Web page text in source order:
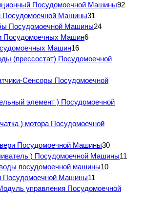
Посудомоечной Машины92
Посудомоечной Машины31
Посудомоечной Машины24
Посудомоечных Машин6
Машин16
(прессостат) Посудомоечной
Сенсоры Посудомоечной
элемент ) Посудомоечной
) мотора Посудомоечной
Посудомоечной Машины30
) Посудомоечной Машины11
посудомоечной машины10
Посудомоечной Машины11
управления Посудомоечной